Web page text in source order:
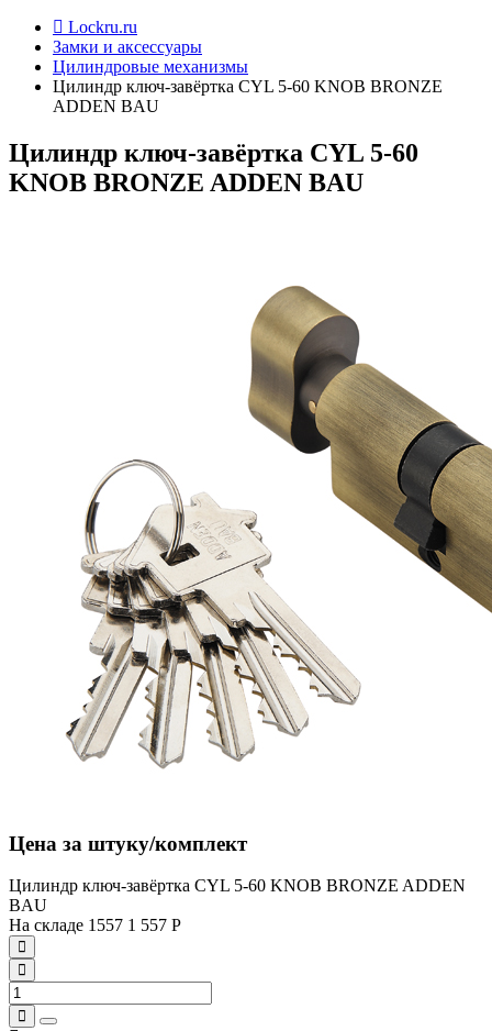
Lockru.ru
Замки и аксессуары
Цилиндровые механизмы
Цилиндр ключ-завёртка CYL 5-60 KNOB BRONZE
ADDEN BAU
Цилиндр ключ-завёртка CYL 5-60
KNOB BRONZE ADDEN BAU
Цена за штуку/комплект
Цилиндр ключ-завёртка CYL 5-60 KNOB BRONZE ADDEN
BAU
На складе 1557 1 557 Р